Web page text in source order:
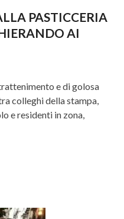
PASTICCERIA
AI
e di golosa
colleghi della stampa,
e residenti in zona,